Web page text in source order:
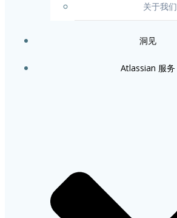
关于我们
洞见
Atlassian 服务